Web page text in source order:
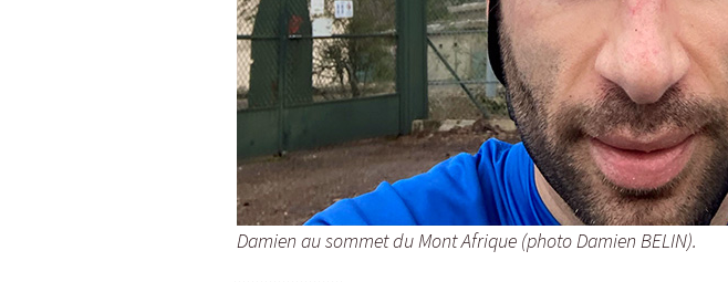
Damien au sommet du Mont Afrique (photo Damien BELIN).